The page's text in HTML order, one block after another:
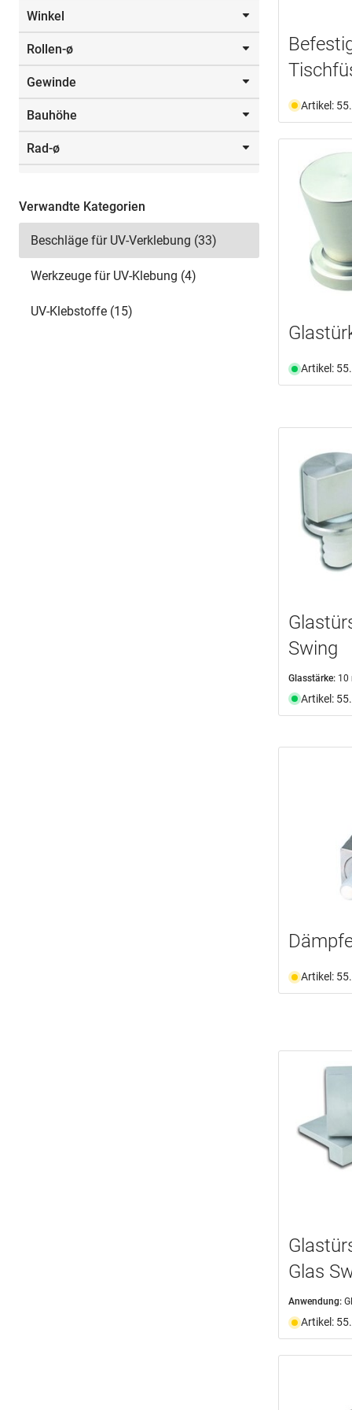
160.0 mm
Winkel
30.0 (1)
90.0 (1)
Rollen-ø
4.0 (2)
Gewinde
M 10 (1)
M 8
Bauhöhe
53.0 (2)
Rad-ø
Verwandte Kategorien
Beschläge für UV-Verklebung (33)
Werkzeuge für UV-Klebung (4)
UV-Klebstoffe (15)
Artikel:
Artikel:
Swing
Glasstärke: 10
Artikel:
Artikel:
Glas
Anwendung:
Artikel: